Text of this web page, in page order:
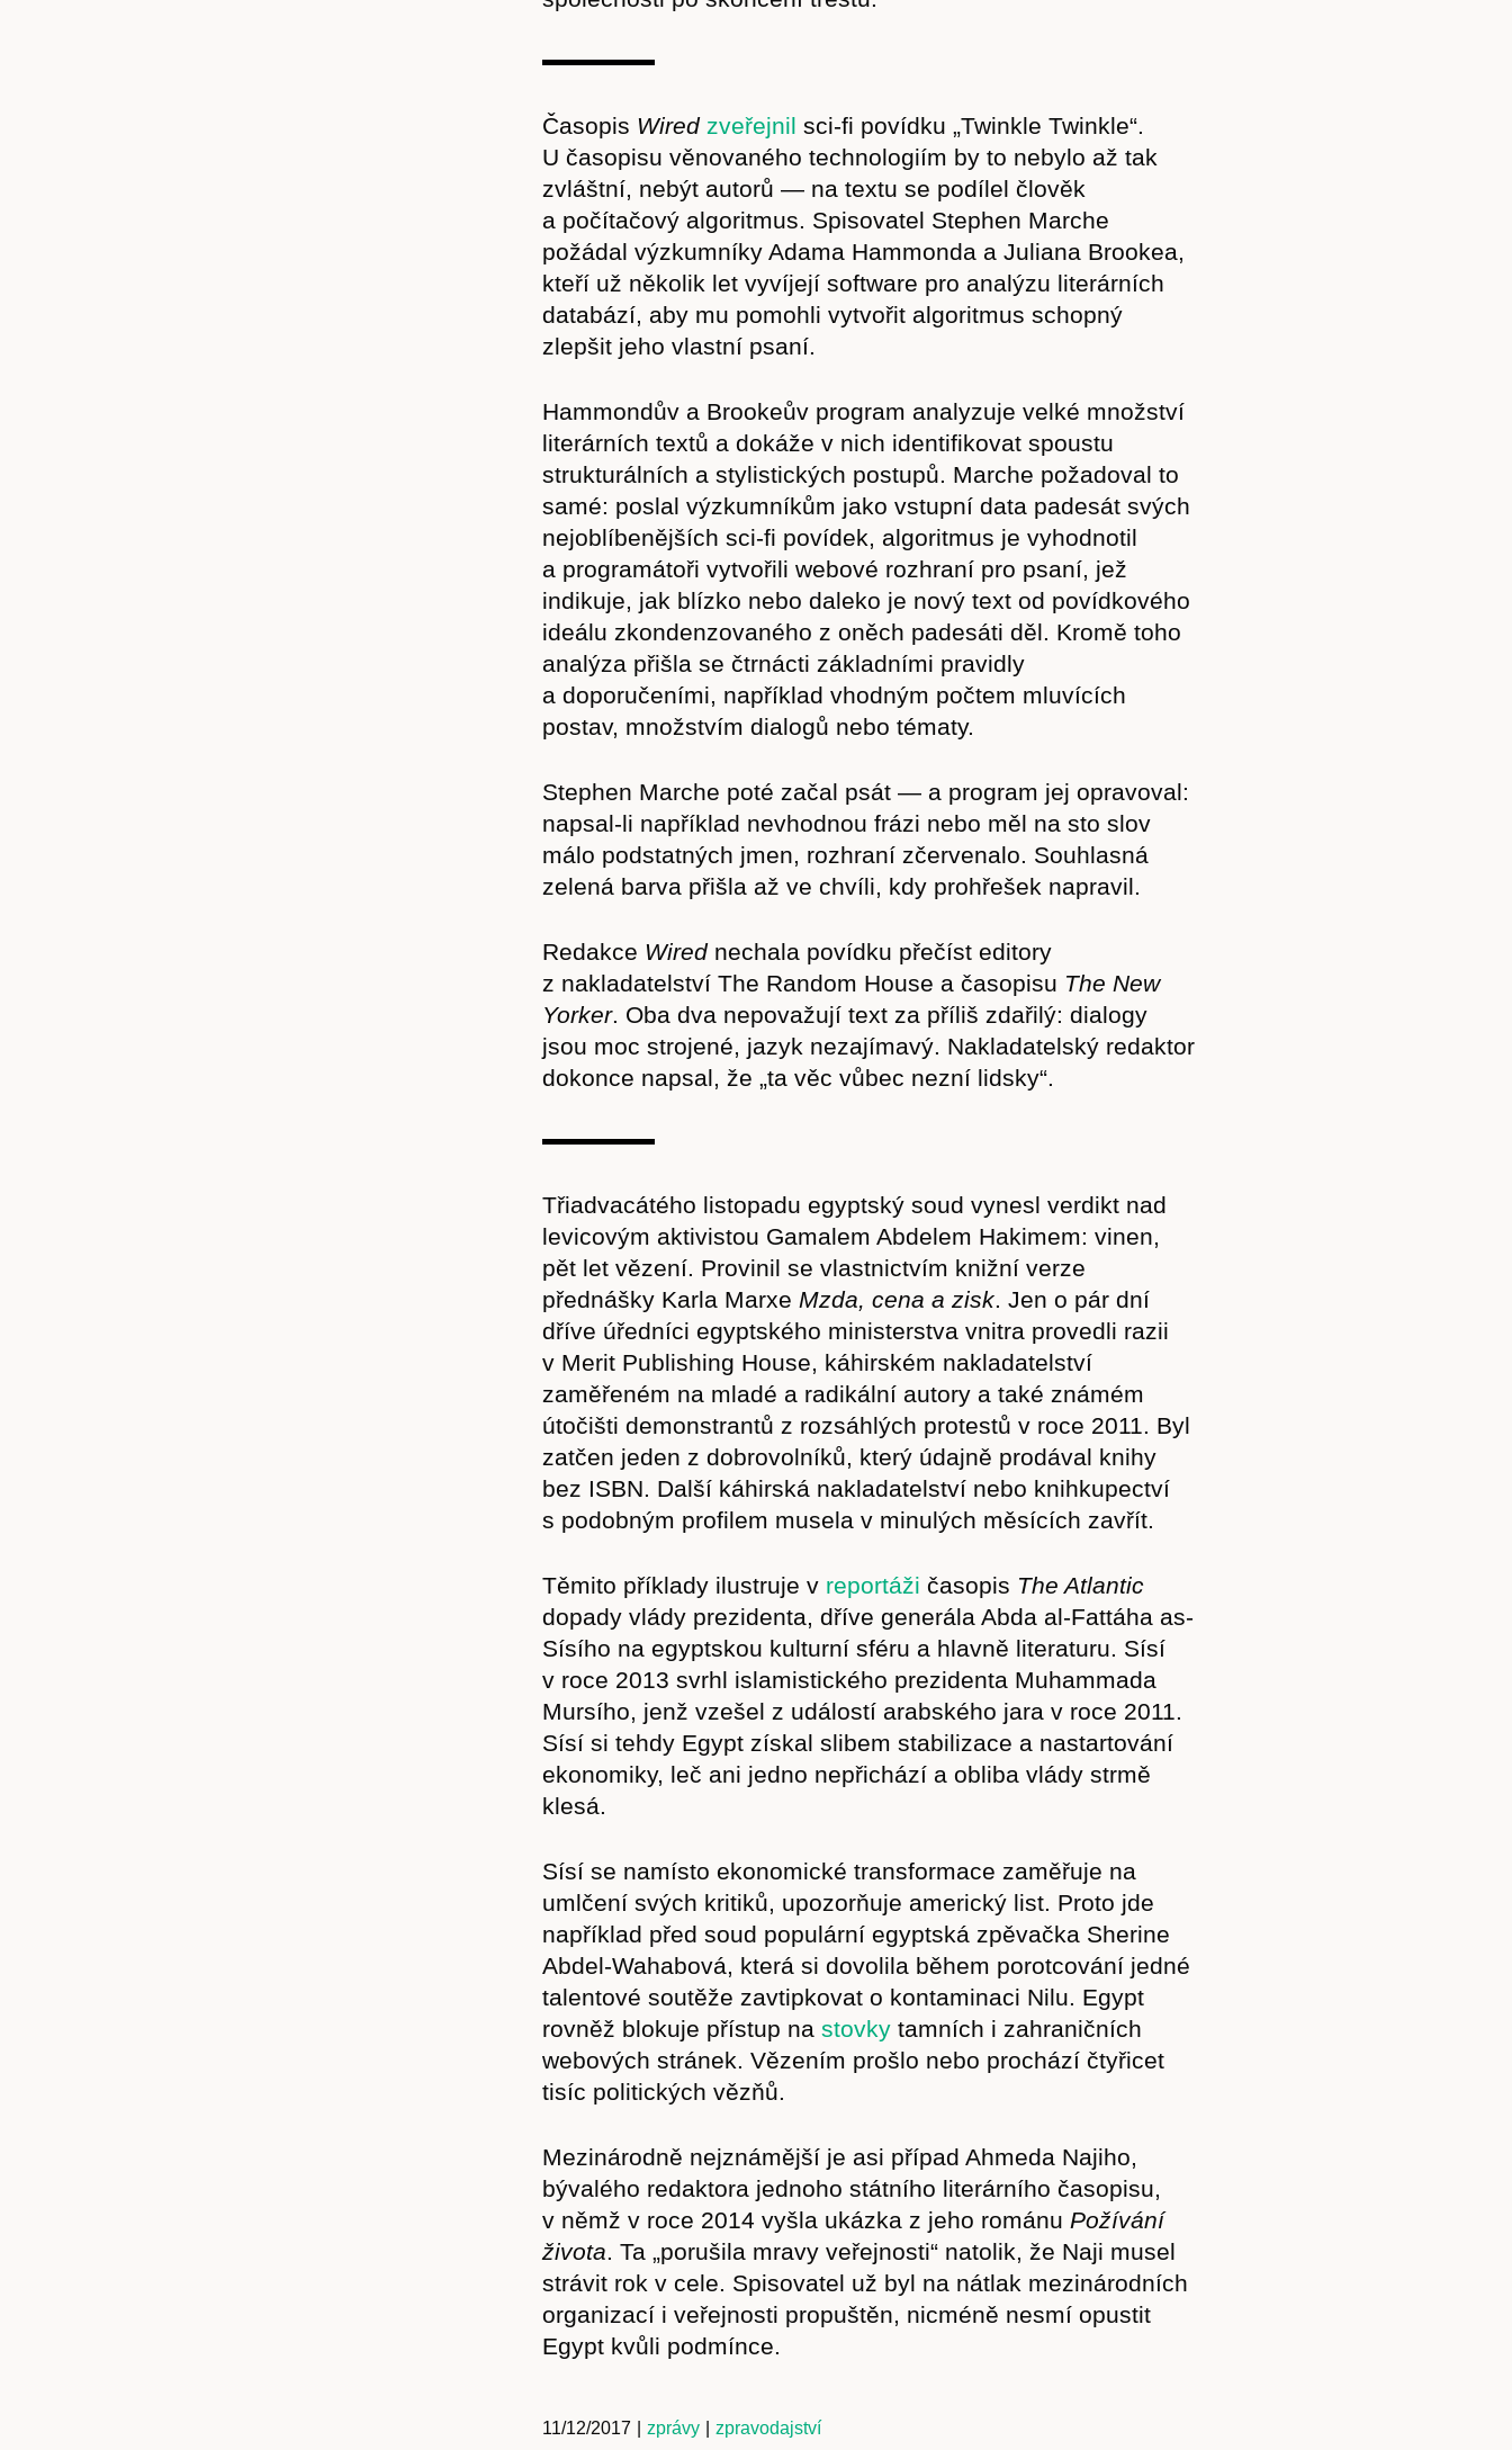
Časopis
Hostcast Akce
Časopis Wired zveřejnil sci-fi povídku „Twinkle Twinkle“.
U časopisu věnovaného technologiím by to nebylo až tak
zvláštní, nebýt autorů — na textu se podílel člověk
a počítačový algoritmus. Spisovatel Stephen Marche
požádal výzkumníky Adama Hammonda a Juliana Brookea,
kteří už několik let vyvíjejí software pro analýzu literárních
databází, aby mu pomohli vytvořit algoritmus schopný
zlepšit jeho vlastní psaní.
Hammondův a Brookeův program analyzuje velké množství
literárních textů a dokáže v nich identifikovat spoustu
strukturálních a stylistických postupů. Marche požadoval to
samé: poslal výzkumníkům jako vstupní data padesát svých
nejoblíbenějších sci-fi povídek, algoritmus je vyhodnotil
a programátoři vytvořili webové rozhraní pro psaní, jež
indikuje, jak blízko nebo daleko je nový text od povídkového
ideálu zkondenzovaného z oněch padesáti děl. Kromě toho
analýza přišla se čtrnácti základními pravidly
a doporučeními, například vhodným počtem mluvících
postav, množstvím dialogů nebo tématy.
Stephen Marche poté začal psát — a program jej opravoval:
napsal-li například nevhodnou frázi nebo měl na sto slov
málo podstatných jmen, rozhraní zčervenalo. Souhlasná
zelená barva přišla až ve chvíli, kdy prohřešek napravil.
Redakce Wirednechala povídku přečíst editory
z nakladatelství The Random House a časopisu The New
Yorker. Oba dva nepovažují text za příliš zdařilý: dialogy
jsou moc strojené, jazyk nezajímavý. Nakladatelský redaktor
dokonce napsal, že „ta věc vůbec nezní lidsky“.
Třiadvacátého listopadu egyptský soud vynesl verdikt nad
levicovým aktivistou Gamalem Abdelem Hakimem: vinen,
pět let vězení. Provinil se vlastnictvím knižní verze
přednášky Karla Marxe Mzda, cena a zisk. Jen o pár dní
dříve úředníci egyptského ministerstva vnitra provedli razii
v Merit Publishing House, káhirském nakladatelství
zaměřeném na mladé a radikální autory a také známém
útočišti demonstrantů z rozsáhlých protestů v roce 2011. Byl
zatčen jeden z dobrovolníků, který údajně prodával knihy
bez ISBN. Další káhirská nakladatelství nebo knihkupectví
s podobným profilem musela v minulých měsících zavřít.
Těmito příklady ilustruje v reportáži časopis The Atlantic
dopady vlády prezidenta, dříve generála Abda al-Fattáha as-
Sísího na egyptskou kulturní sféru a hlavně literaturu. Sísí
v roce 2013 svrhl islamistického prezidenta Muhammada
Mursího, jenž vzešel z událostí arabského jara v roce 2011.
Sísí si tehdy Egypt získal slibem stabilizace a nastartování
ekonomiky, leč ani jedno nepřichází a obliba vlády strmě
klesá.
Sísí se namísto ekonomické transformace zaměřuje na
umlčení svých kritiků, upozorňuje americký list. Proto jde
například před soud populární egyptská zpěvačka Sherine
Abdel-Wahabová, která si dovolila během porotcování jedné
talentové soutěže zavtipkovat o kontaminaci Nilu. Egypt
rovněž blokuje přístup na stovky tamních i zahraničních
webových stránek. Vězením prošlo nebo prochází čtyřicet
tisíc politických vězňů.
Mezinárodně nejznámější je asi případ Ahmeda Najiho,
bývalého redaktora jednoho státního literárního časopisu,
v němž v roce 2014 vyšla ukázka z jeho románu Požívání
života. Ta „porušila mravy veřejnosti“ natolik, že Naji musel
strávit rok v cele. Spisovatel už byl na nátlak mezinárodních
organizací i veřejnosti propuštěn, nicméně nesmí opustit
Egypt kvůli podmínce.
11/12/2017 zprávy zpravodajství